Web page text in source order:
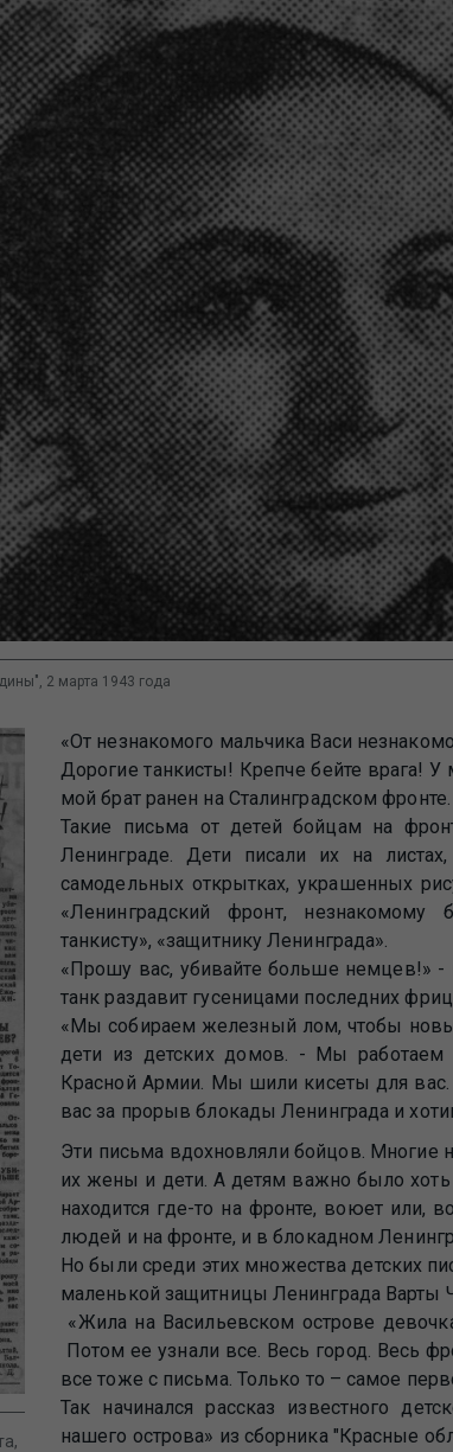
2 марта 1943 года
«От незнакомого мальчика Васи
Дорогие танкисты! Крепче бейте врага!
мой брат ранен на Сталинградском
Такие письма от детей бойцам на
Ленинграде. Дети писали их на
самодельных открытках, украшенных
«Ленинградский фронт, незнакомому
танкисту», «защитнику Ленинграда».
«Прошу вас, убивайте больше немцев!» -
танк раздавит гусеницами последних
«Мы собираем железный лом, чтобы
дети из детских домов. - Мы работаем
Красной Армии. Мы шили кисеты для
вас за прорыв блокады Ленинграда и
Эти письма вдохновляли бойцов. Многие
их жены и дети. А детям важно было хоть
находится где-то на фронте, воюет или,
людей и на фронте, и в блокадном
Но были среди этих множества детских
маленькой защитницы Ленинграда Варты
«Жила на Васильевском острове
Потом ее узнали все. Весь город. Весь
все тоже с письма. Только то – самое
Так начинался рассказ известного
нашего острова» из сборника "Красные